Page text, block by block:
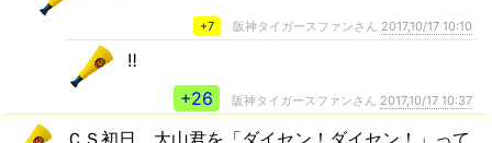
+7 阪神タイガースファンさん 2017,10/17 10:10
‼
+26
阪神タイガースファンさん 2017,10/17 10:37
ＣＳ初日、大山君を「ダイセン！ダイセン！」って